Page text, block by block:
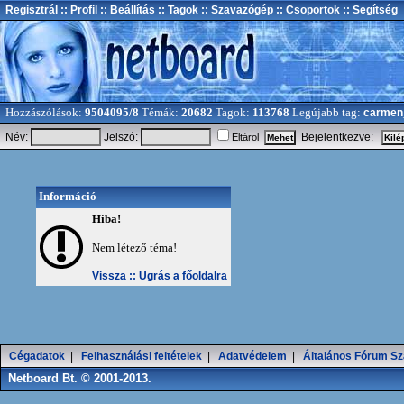
Regisztrál :: Profil :: Beállítás :: Tagok :: Szavazógép :: Csoportok :: Segítség
Hozzászólások: 9504095/8 Témák: 20682 Tagok: 113768 Legújabb tag:
Név:
Jelszó: Eltárol Bejelentkezve:
Információ
Hiba!
Nem létező téma!
Vissza :: Ugrás a főoldalra
Cégadatok Felhasználási feltételek Adatvédelem Általános Fórum
Netboard Bt. © 2001-2013.